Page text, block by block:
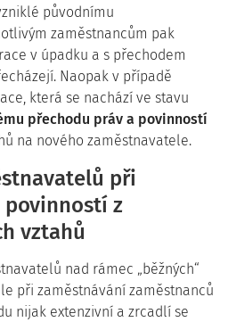
původnímu
zaměstnancům pak
v úpadku a s přechodem
Naopak v případě
která se nachází ve stavu
přechodu práv a povinností
na nového zaměstnavatele.
při
povinností z
vztahů
nad rámec „běžných“
při zaměstnávání zaměstnanců
nijak extenzivní a zrcadlí se